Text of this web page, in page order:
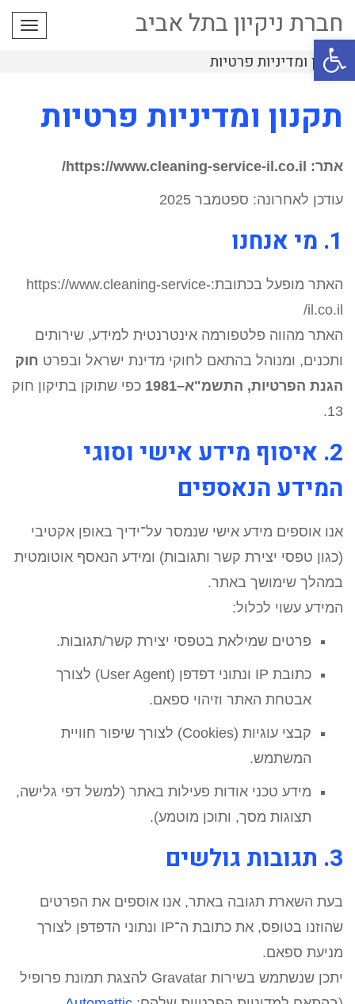
פתח סרגל נגישות
חברת ניקיון בתל אביב
תקנון ומדיניות פרטיות
תקנון ומדיניות פרטיות
אתר: https://www.cleaning-service-il.co.il/
עודכן לאחרונה: ספטמבר 2025
1. מי אנחנו
האתר מופעל בכתובת:https://www.cleaning-service-
il.co.il/
האתר מהווה פלטפורמה אינטרנטית למידע, שירותים
ותכנים, ומנוהל בהתאם לחוקי מדינת ישראל ובפרט חוק
הגנת הפרטיות, התשמ"א–1981
כפי שתוקן בתיקון חוק
13.
2. איסוף מידע אישי וסוגי
המידע הנאספים
אנו אוספים מידע אישי שנמסר על־ידיך באופן אקטיבי
(כגון טפסי יצירת קשר ותגובות) ומידע הנאסף אוטומטית
במהלך שימושך באתר.
המידע עשוי לכלול:
פרטים שמילאת בטפסי יצירת קשר/תגובות.
כתובת IP ונתוני דפדפן (User Agent) לצורך
אבטחת האתר וזיהוי ספאם.
קבצי עוגיות (Cookies) לצורך שיפור חוויית
המשתמש.
מידע טכני אודות פעילות באתר (למשל דפי גלישה,
תצוגות מסך, ותוכן מוטמע).
3. תגובות גולשים
בעת השארת תגובה באתר, אנו אוספים את הפרטים
שהוזנו בטופס, את כתובת ה־IP ונתוני הדפדפן לצורך
מניעת ספאם.
יתכן שנשתמש בשירות Gravatar להצגת תמונת פרופיל